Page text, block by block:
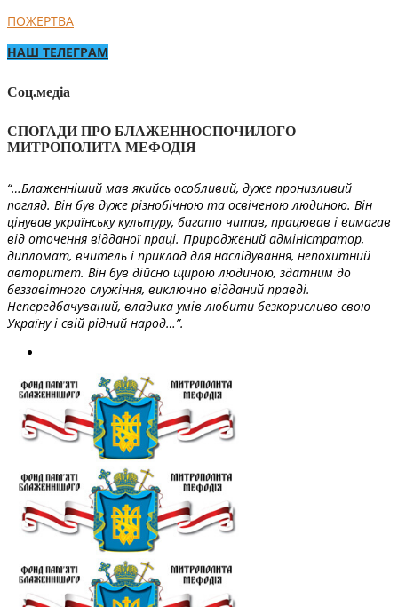
ПОЖЕРТВА
НАШ ТЕЛЕГРАМ
Соц.медіа
СПОГАДИ ПРО БЛАЖЕННОСПОЧИЛОГО
МИТРОПОЛИТА МЕФОДІЯ
“…Блаженніший мав якийсь особливий, дуже пронизливий
погляд. Він був дуже різнобічною та освіченою людиною. Він
цінував українську культуру, багато читав, працював і вимагав
від оточення відданої праці. Природжений адміністратор,
дипломат, вчитель і приклад для наслідування, непохитний
авторитет. Він був дійсно щирою людиною, здатним до
беззавітного служіння, виключно відданий правді.
Непередбачуваний, владика умів любити безкорисливо свою
Україну і свій рідний народ…”.